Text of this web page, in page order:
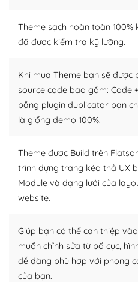
khổng lồ được kiểm duyệt
người cuồng tín WordPress.
kiếm những cộng đồng
lời, giải đáp vấn đề của bạn.
Cộng đồng sử dụng
Plugin mở rộng là thành
WordPress để tăng thêm
nhiều plugin trả phí hoặc
plugin của WordPress rất
thích chọn lựa plugin và
lập website của mình.
Theme sạch hoàn toàn
đã được kiểm tra kỹ lưỡng.
Khi mua Theme bạn sẽ được
source code bao gồm: Code
bằng plugin duplicator bạn
là giống demo 100%.
Theme được Build trên
trình dựng trang kéo thả UX
Module và dạng lưới của
website.
Giúp bạn có thể can thiệp
muốn chỉnh sửa từ bố cục,
dễ dàng phù hợp với phong
của bạn.